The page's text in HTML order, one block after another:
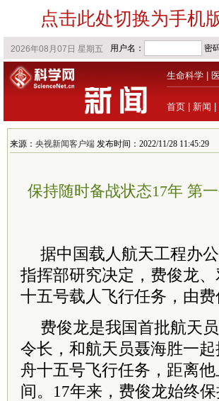
点击此处切换为手机
生命科学
首页 新闻
来源： 央视新闻客户端 发布时间：2022/11/28 11:45:29
保持随时备战状态17年 第
据中国载人航天工程办
指挥部研究决定，费俊龙
十五号载人飞行任务，由
费俊龙是我国首批航天
令长，和航天员聂海胜一
舟十五号飞行任务，距离
间。17年来，费俊龙始终